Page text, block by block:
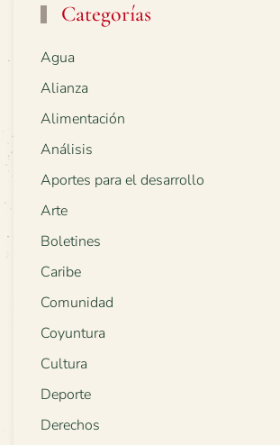
Categorías
Agua
Alianza
Alimentación
Análisis
Aportes para el desarrollo
Arte
Boletines
Caribe
Comunidad
Coyuntura
Cultura
Deporte
Derechos